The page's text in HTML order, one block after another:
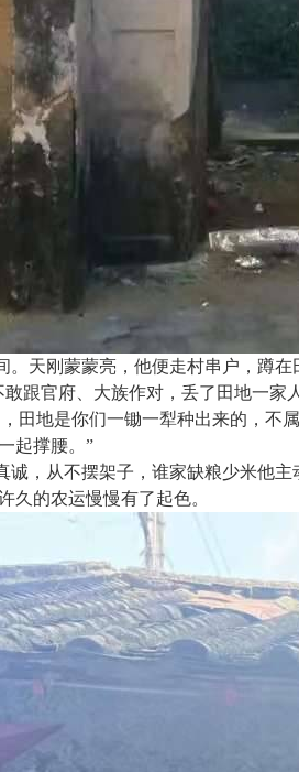
天刚蒙蒙亮，他便走村串户，蹲
跟官府、大族作对，丢了田地一家
田地是你们一锄一犁种出来的，不
起撑腰。 ”
诚，从不摆架子，谁家缺粮少米他
久的农运慢慢有了起色。